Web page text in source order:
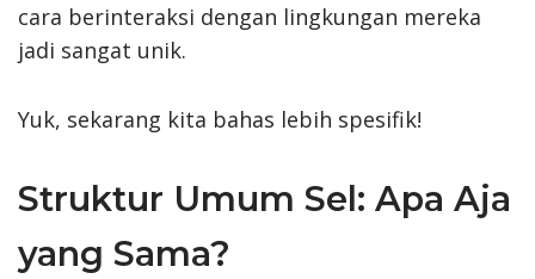
cara berinteraksi dengan lingkungan mereka
jadi sangat unik.
Yuk, sekarang kita bahas lebih spesifik!
Struktur Umum Sel: Apa Aja
yang Sama?